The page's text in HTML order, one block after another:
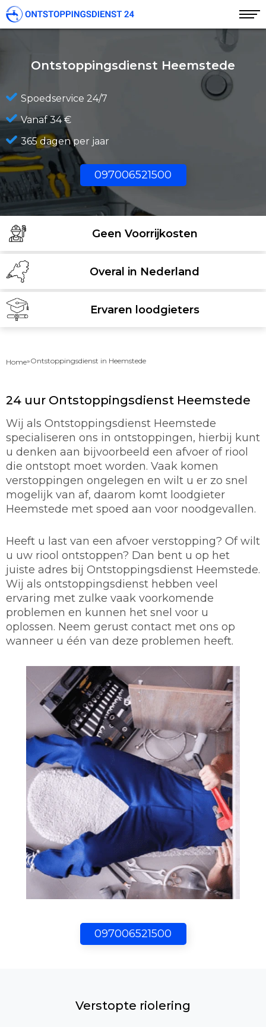
Ontstoppingsdienst Heemstede
Spoedservice 24/7
Vanaf 34 €
365 dagen per jaar
097006521500
Geen Voorrijkosten
Overal in Nederland
Ervaren loodgieters
Home»Ontstoppingsdienst in Heemstede
097006521500
24 uur Ontstoppingsdienst Heemstede
Wij als Ontstoppingsdienst Heemstede
specialiseren ons in ontstoppingen, hierbij kunt
u denken aan bijvoorbeeld een afvoer of riool
die ontstopt moet worden. Vaak komen
verstoppingen ongelegen en wilt u er zo snel
mogelijk van af, daarom komt loodgieter
Heemstede met spoed aan voor noodgevallen.
Heeft u last van een afvoer verstopping? Of wilt
u uw riool ontstoppen? Dan bent u op het
juiste adres bij Ontstoppingsdienst Heemstede.
Wij als ontstoppingsdienst hebben veel
ervaring met zulke vaak voorkomende
problemen en kunnen het snel voor u
oplossen. Neem gerust contact met ons op
wanneer u één van deze problemen heeft.
Verstopte riolering